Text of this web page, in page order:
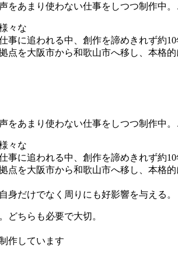
あまり使わない仕事をしつつ制作中
々な
に追われる中、創作を諦めきれず約10
を大阪市から和歌山市へ移し、本格的
あまり使わない仕事をしつつ制作中
々な
に追われる中、創作を諦めきれず約10
を大阪市から和歌山市へ移し、本格的
だけでなく周りにも好影響を与える。
どちらも必要で大切。
作しています